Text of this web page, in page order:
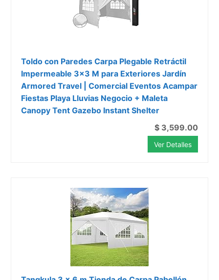
Toldo con Paredes Carpa Plegable Retráctil
Impermeable 3x3 M para Exteriores Jardín
Armored Travel | Comercial Eventos Acampar
Fiestas Playa Lluvias Negocio + Maleta
Canopy Tent Gazebo Instant Shelter
$ 3,599.00
Ver Detalles